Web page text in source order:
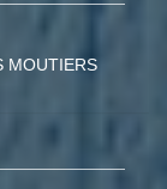
MOUTIERS